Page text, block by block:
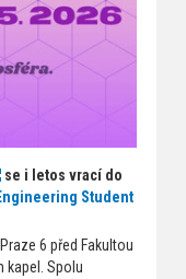
se i letos vrací do
Student
6 před Fakultou
kapel. Spolu